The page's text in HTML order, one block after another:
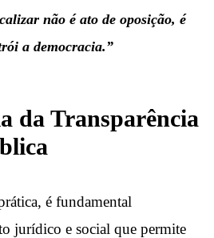
não é ato de oposição, é
a democracia.”
da Transparência
é fundamental
jurídico e social que permite